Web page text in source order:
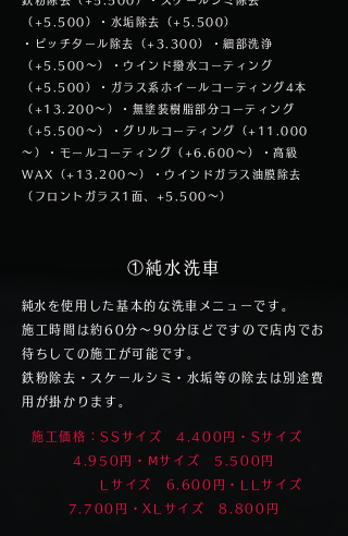
（+5.500）・水垢除去（+5.500）
・ピッチタール除去（+3.300）・細部洗浄
（+5.500～）・ウインド撥水コーティング
（+5.500）・ガラス系ホイールコーティング4本
（+13.200～）・無塗装樹脂部分コーティング
（+5.500～）・グリルコーティング（+11.000
～）・モールコーティング（+6.600～）・高級
WAX（+13.200～）・ウインドガラス油膜除去
（フロントガラス1面、+5.500～）
①​純水洗車
​純水を使用した基本的な洗車メニューです。
施工時間は約60分～90分ほどですので店内でお
待ちしての施工が可能です。
鉄粉除去・スケールシミ・水垢等の除去は別途費
用が掛かります。
施工価格：SSサイズ 4.400円・Sサイズ
4.950円・Ⅿサイズ 5.500円
​Lサイズ 6.600円・LLサイズ
7.700円・XLサイズ 8.800円